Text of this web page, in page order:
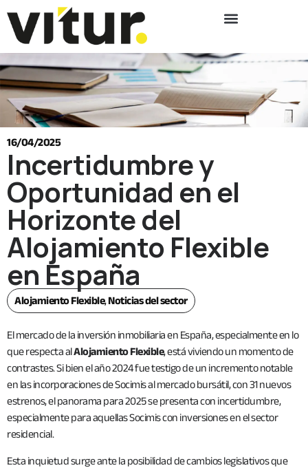
16/04/2025
Incertidumbre y
Oportunidad en el
Horizonte del
Alojamiento Flexible
en España
Alojamiento Flexible,Noticias del sector
El mercado de la inversión inmobiliaria en España, especialmente en lo
que respecta alAlojamiento Flexible, está viviendo un momento de
contrastes. Si bien el año 2024 fue testigo de un incremento notable
en las incorporaciones de Socimis al mercado bursátil, con 31 nuevos
estrenos, el panorama para 2025 se presenta con incertidumbre,
especialmente para aquellas Socimis con inversiones en el sector
residencial.
Esta inquietud surge ante la posibilidad de cambios legislativos que